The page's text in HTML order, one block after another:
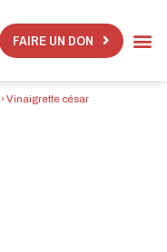
FAIRE UN DON
› Vinaigrette césar